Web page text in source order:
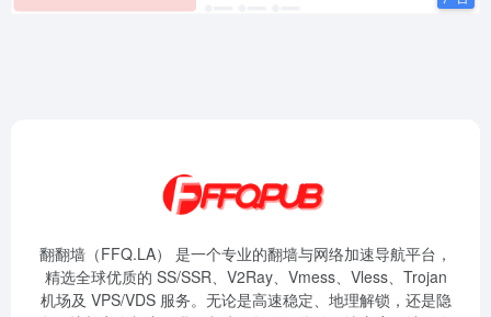
翻翻墙（FFQ.LA） 是一个专业的翻墙与网络加速导航平台，
精选全球优质的 SS/SSR、V2Ray、Vmess、Vless、Trojan
机场及 VPS/VDS 服务。无论是高速稳定、地理解锁，还是隐